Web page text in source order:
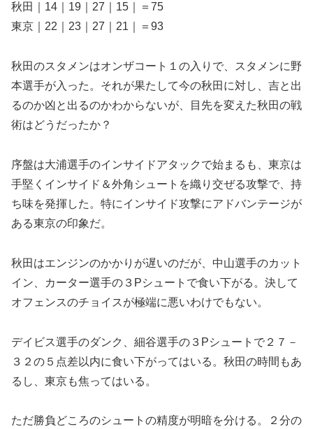
秋田｜14｜19｜27｜15｜＝75
東京｜22｜23｜27｜21｜＝93
秋田のスタメンはオンザコート１の入りで、スタメンに野
本選手が入った。それが果たして今の秋田に対し、吉と出
るのか凶と出るのかわからないが、目先を変えた秋田の戦
術はどうだったか？
序盤は大浦選手のインサイドアタックで始まるも、東京は
手堅くインサイド＆外角シュートを織り交ぜる攻撃で、持
ち味を発揮した。特にインサイド攻撃にアドバンテージが
ある東京の印象だ。
秋田はエンジンのかかりが遅いのだが、中山選手のカット
イン、カーター選手の３Pシュートで食い下がる。決して
オフェンスのチョイスが極端に悪いわけでもない。
デイビス選手のダンク、細谷選手の３Pシュートで２７－
３２の５点差以内に食い下がってはいる。秋田の時間もあ
るし、東京も焦ってはいる。
ただ勝負どころのシュートの精度が明暗を分ける。２分の